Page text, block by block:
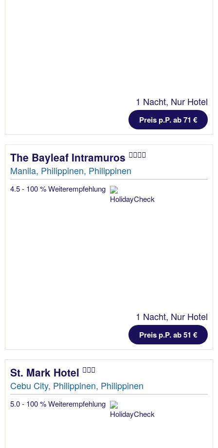
1 Nacht, Nur Hotel
Preis p.P. ab 71 €
The Bayleaf Intramuros
Manila, Philippinen, Philippinen
4.5 - 100 % Weiterempfehlung
1 Nacht, Nur Hotel
Preis p.P. ab 51 €
St. Mark Hotel
Cebu City, Philippinen, Philippinen
5.0 - 100 % Weiterempfehlung